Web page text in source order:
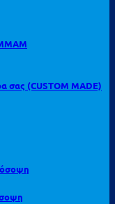
σας (CUSTOM MADE)